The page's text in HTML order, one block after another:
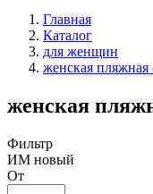
Главная
Каталог
для женщин
женская пляжная
женская
Фильтр
ИМ новый
От